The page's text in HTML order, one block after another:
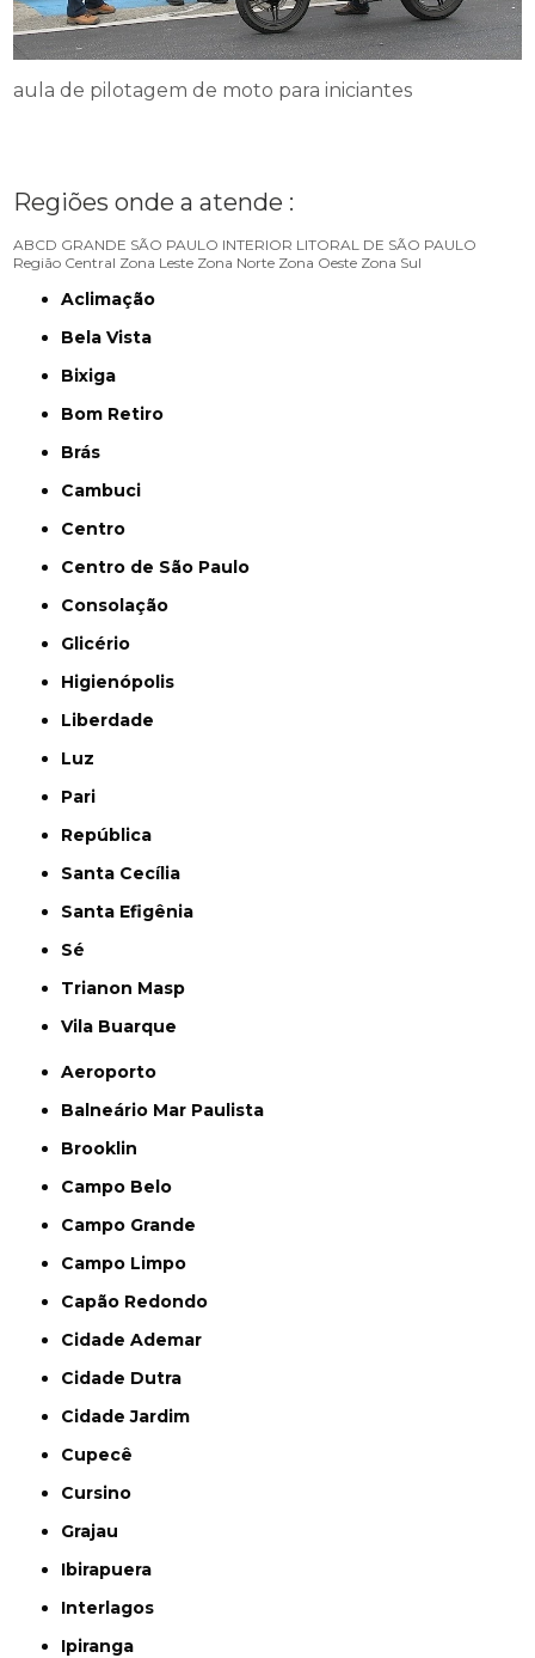
aula de pilotagem de moto para iniciantes
Regiões onde a atende :
ABCD GRANDE SÃO PAULO INTERIOR LITORAL DE SÃO PAULO
Região Central Zona Leste Zona Norte Zona Oeste Zona Sul
Aclimação
Bela Vista
Bixiga
Bom Retiro
Brás
Cambuci
Centro
Centro de São Paulo
Consolação
Glicério
Higienópolis
Liberdade
Luz
Pari
República
Santa Cecília
Santa Efigênia
Sé
Trianon Masp
Vila Buarque
Aeroporto
Balneário Mar Paulista
Brooklin
Campo Belo
Campo Grande
Campo Limpo
Capão Redondo
Cidade Ademar
Cidade Dutra
Cidade Jardim
Cupecê
Cursino
Grajau
Ibirapuera
Interlagos
Ipiranga